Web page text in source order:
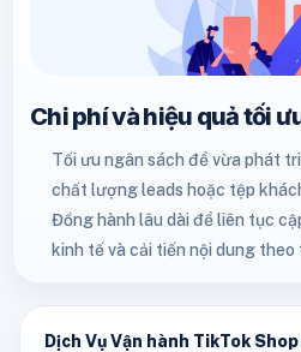
Chi phí và hiệu quả tối
Tối ưu ngân sách để vừa phát
chất lượng leads hoặc tệp
Đồng hành lâu dài để liên tục
kinh tế và cải tiến nội dung
Dịch Vụ Vận hành TikTok